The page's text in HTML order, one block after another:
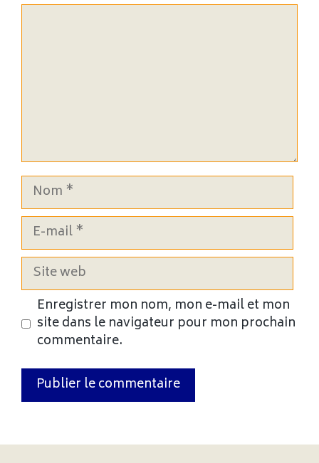
Commentaire
Nom
E-
mail
Site
web
Enregistrer mon nom, mon e-mail et mon
site dans le navigateur pour mon prochain
commentaire.